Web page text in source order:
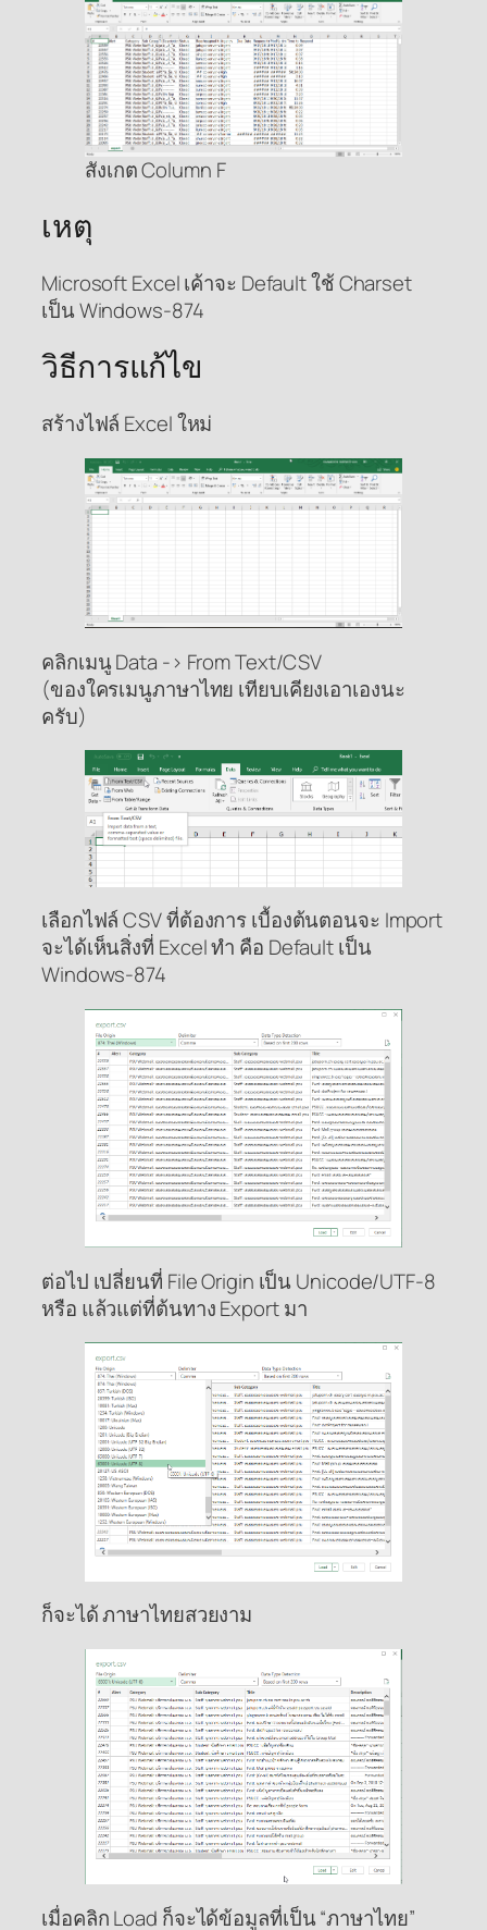
สังเกต Column F
เหตุ
Microsoft Excel เค้าจะ Default ใช้ Charset
เป็น Windows-874
วิธีการแก้ไข
สร้างไฟล์ Excel ใหม่
คลิกเมนู Data -> From Text/CSV
(ของใครเมนูภาษาไทย เทียบเคียงเอาเองนะ
ครับ)
เลือกไฟล์ CSV ที่ต้องการ เบื้องต้นตอนจะ Import
จะได้เห็นสิ่งที่ Excel ทำ คือ Default เป็น
Windows-874
ต่อไป เปลี่ยนที่ File Origin เป็น Unicode/UTF-8
หรือ แล้วแต่ที่ต้นทาง Export มา
ก็จะได้ ภาษาไทยสวยงาม
เมื่อคลิก Load ก็จะได้ข้อมูลที่เป็น “ภาษาไทย”